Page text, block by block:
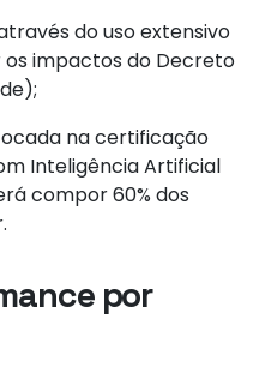
do uso extensivo
impactos do Decreto
na certificação
Inteligência Artificial
compor 60% dos
por